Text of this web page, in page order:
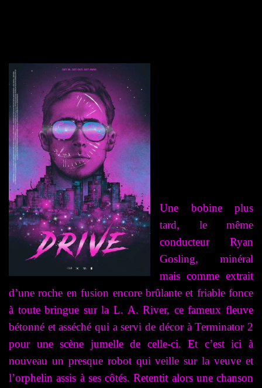
Une bobine plus
tard, le même
conducteur Ryan
Gosling, minéral
mais comme extrait
d’une roche en fusion encore brûlante et friable fonce
à toute bringue sur la L. A. River, ce fameux fleuve
bétonné et asséché qui a servi de décor à Terminator 2
pour une scène jumelle de celle-ci. Et c’est ici à
nouveau un presque robot qui veille sur la veuve et
l’orphelin assis à ses côtés. Retentit alors une chanson